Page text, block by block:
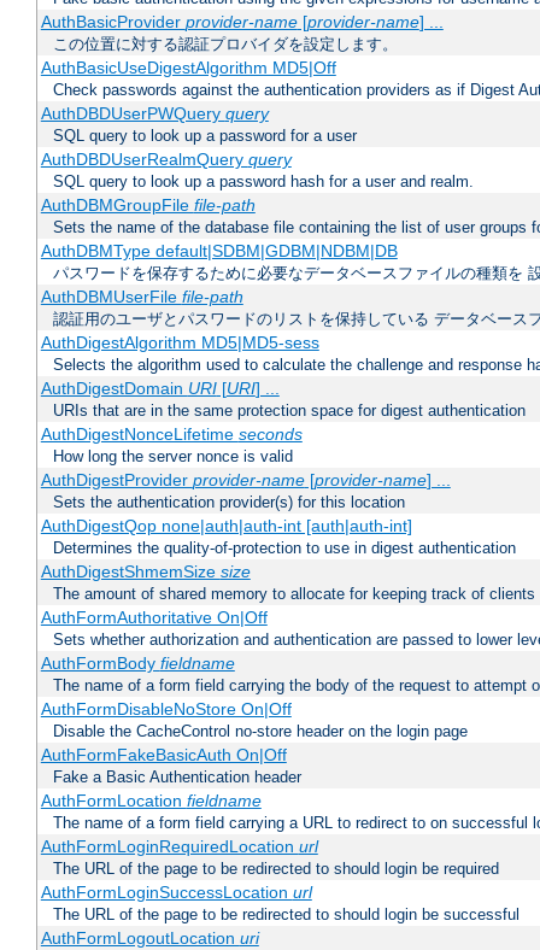
AuthBasicProvider provider-name[provider-name] ...
この位置に対する認証プロバイダを設定します。
AuthBasicUseDigestAlgorithm MD5|Off
Check passwords against the authentication providers as if Digest
AuthDBDUserPWQuery query
SQL query to look up a password for a user
AuthDBDUserRealmQuery query
SQL query to look up a password hash for a user and realm.
AuthDBMGroupFile file-path
Sets the name of the database file containing the list of user groups
AuthDBMType default|SDBM|GDBM|NDBM|DB
パスワードを保存するために必要なデータベースファイルの種類を
AuthDBMUserFile file-path
認証用のユーザとパスワードのリストを保持している データベース
AuthDigestAlgorithm MD5|MD5-sess
Selects the algorithm used to calculate the challenge and response
AuthDigestDomain URI[URI] ...
URIs that are in the same protection space for digest authentication
AuthDigestNonceLifetime seconds
How long the server nonce is valid
AuthDigestProvider provider-name[provider-name] ...
Sets the authentication provider(s) for this location
AuthDigestQop none|auth|auth-int [auth|auth-int]
Determines the quality-of-protection to use in digest authentication
AuthDigestShmemSize size
The amount of shared memory to allocate for keeping track of clients
AuthFormAuthoritative On|Off
Sets whether authorization and authentication are passed to lower
AuthFormBody fieldname
The name of a form field carrying the body of the request to attempt
AuthFormDisableNoStore On|Off
Disable the CacheControl no-store header on the login page
AuthFormFakeBasicAuth On|Off
Fake a Basic Authentication header
AuthFormLocation fieldname
The name of a form field carrying a URL to redirect to on successful
AuthFormLoginRequiredLocation url
The URL of the page to be redirected to should login be required
AuthFormLoginSuccessLocation url
The URL of the page to be redirected to should login be successful
AuthFormLogoutLocation uri